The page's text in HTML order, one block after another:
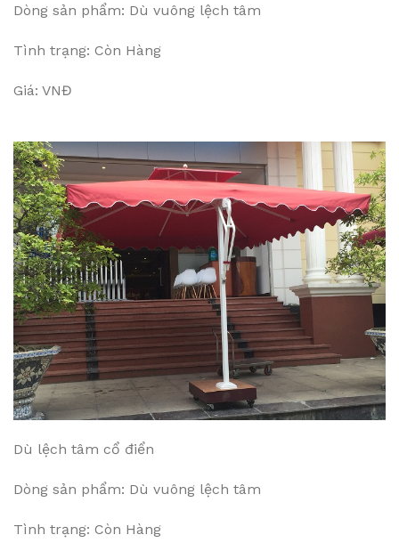
Dòng sản phẩm: Dù vuông lệch tâm
Tình trạng: Còn Hàng
Giá: VNĐ
Dù lệch tâm cổ điển
Dòng sản phẩm: Dù vuông lệch tâm
Tình trạng: Còn Hàng